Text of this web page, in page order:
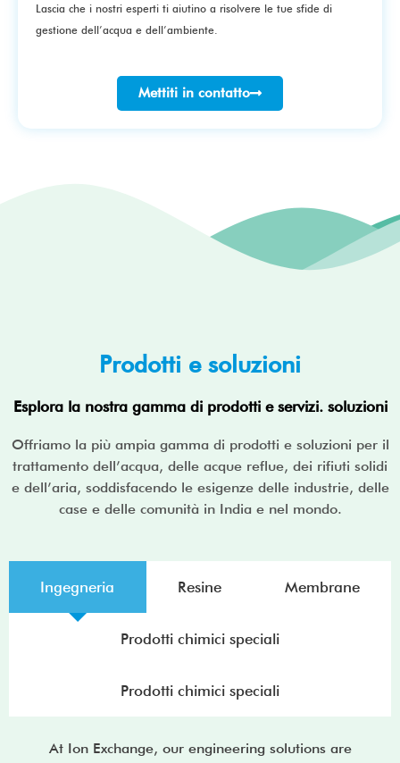
Lascia che i nostri esperti ti aiutino a risolvere le tue sfide di
gestione dell’acqua e dell’ambiente.
Mettiti in contatto
Prodotti e soluzioni
Esplora la nostra gamma di prodotti e servizi. soluzioni
Offriamo la più ampia gamma di prodotti e soluzioni per il
trattamento dell’acqua, delle acque reflue, dei rifiuti solidi
e dell’aria, soddisfacendo le esigenze delle industrie, delle
case e delle comunità in India e nel mondo.
Ingegneria Resine Membrane
Prodotti chimici speciali
Prodotti chimici speciali
At Ion Exchange, our engineering solutions are